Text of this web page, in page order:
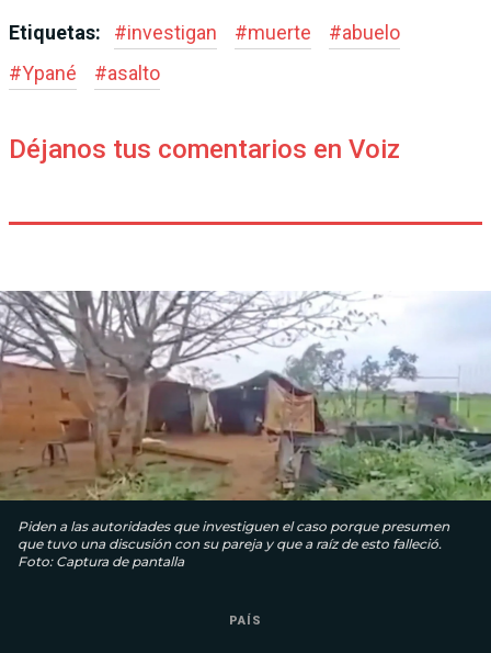
Etiquetas: #investigan #muerte #abuelo
#Ypané #asalto
Déjanos tus comentarios en Voiz
Piden a las autoridades que investiguen el caso porque presumen
que tuvo una discusión con su pareja y que a raíz de esto falleció.
Foto: Captura de pantalla
PAÍS